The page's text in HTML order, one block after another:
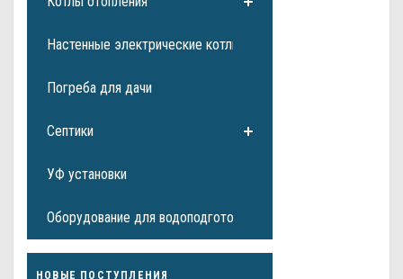
Настенные электрические котлы
Погреба для дачи
Септики
УФ установки
Оборудование для водоподготовки
НОВЫЕ ПОСТУПЛЕНИЯ